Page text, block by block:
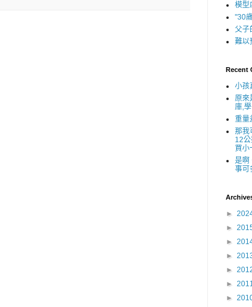
模型
"30
父子
難以
Recent
小孩
原來
庫,
重量
那我
12
買小
是啊
事可
►
►
►
►
►
►
►